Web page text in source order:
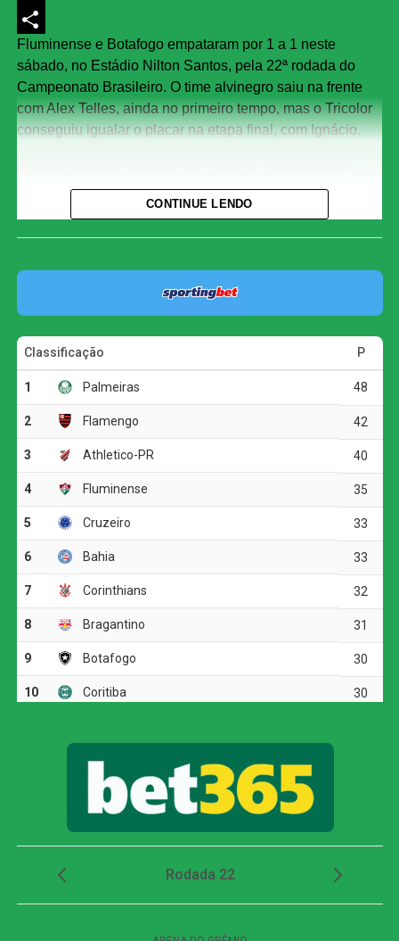
LinkedIn
Share
Fluminense e Botafogo empataram por 1 a 1 neste
sábado, no Estádio Nilton Santos, pela 22ª rodada do
Campeonato Brasileiro. O time alvinegro saiu na frente
com Alex Telles, ainda no primeiro tempo, mas o Tricolor
conseguiu igualar o placar na etapa final, com Ignácio.
chegou ao sexto jogo consecutivo sem vencer no
Brasileirão. Considerando também as demais
Com o empate, o Fluminense alcançou 35 pontos e
permanece na quarta colocação, mas corre o risco de
deixar o G4 ao fim da rodada. O Bahia, que soma 32
pontos, pode ultrapassar o Tricolor caso vença o Vasco
por pelo menos dois gols de diferença.
O Botafogo continua na sétima posição, com 30 pontos,
mas ainda pode perder posições dependendo dos outros
resultados da rodada.
O jogo
O Botafogo começou o clássico ocupando mais o campo
de ataque, mas encontrou dificuldades diante da
marcação tricolor. A primeira boa chance apareceu aos 19
minutos, quando Arthur Cabral recebeu na entrada da
área, passou pela marcação e finalizou rasteiro. Fábio
defendeu.
O Fluminense respondeu com chutes de longa distância.
finalização forte.
O time alvinegro voltou a ameaçar aos 29 minutos.
Medina tabelou com Arthur Cabral, invadiu a área e bateu
para fora. Em seguida, o volante completou cruzamento
Atlético-MG e Remo ficam no empate em 2 a 2
no Mangueirão pelo Brasileirão
CONTINUE LENDO